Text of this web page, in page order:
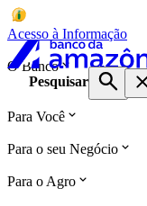
Acesso à Informação
O Banco
Pesquisar
Para Você
Para o seu Negócio
Para o Agro